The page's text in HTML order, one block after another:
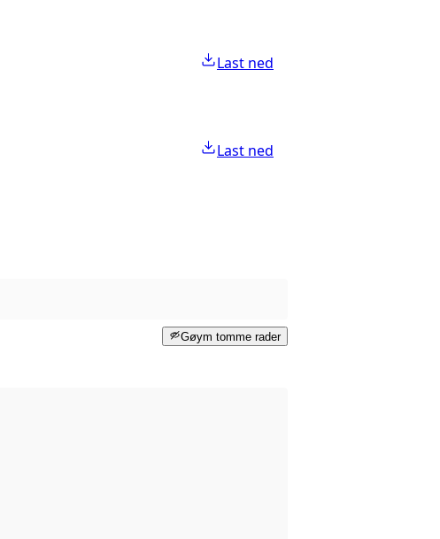
Last ned
Last ned
Gøym tomme rader